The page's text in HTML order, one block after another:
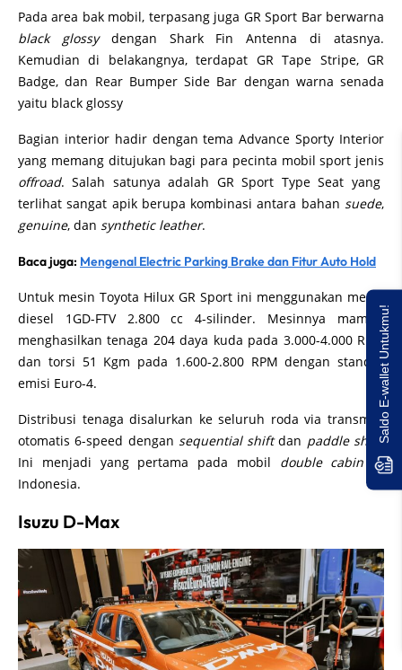
Pada area bak mobil, terpasang juga GR Sport Bar berwarna
black glossy dengan Shark Fin Antenna di atasnya.
Kemudian di belakangnya, terdapat GR Tape Stripe, GR
Badge, dan Rear Bumper Side Bar dengan warna senada
yaitu black glossy
Bagian interior hadir dengan tema Advance Sporty Interior
yang memang ditujukan bagi para pecinta mobil sport jenis
offroad. Salah satunya adalah GR Sport Type Seat yang
terlihat sangat apik berupa kombinasi antara bahan suede,
genuine, dan synthetic leather.
Baca juga: Mengenal Electric Parking Brake dan Fitur Auto Hold
Untuk mesin Toyota Hilux GR Sport ini menggunakan mesin
diesel 1GD-FTV 2.800 cc 4-silinder. Mesinnya mampu
menghasilkan tenaga 204 daya kuda pada 3.000-4.000 RPM
dan torsi 51 Kgm pada 1.600-2.800 RPM dengan standar
emisi Euro-4.
Distribusi tenaga disalurkan ke seluruh roda via transmisi
otomatis 6-speed dengan sequential shiftdan paddle shift.
Ini menjadi yang pertama pada mobil double cabin di
Indonesia.
Isuzu D-Max
Saldo E-wallet Untukmu!